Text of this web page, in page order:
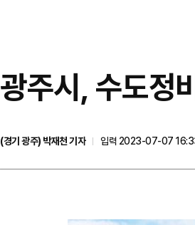
광주시, 수도정
(경기 광주) 박재천 기자
입력 2023-07-07